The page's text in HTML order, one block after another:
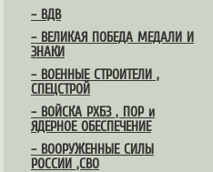
– ВДВ
– ВЕЛИКАЯ ПОБЕДА МЕДАЛИ И
ЗНАКИ
– ВОЕННЫЕ СТРОИТЕЛИ ,
СПЕЦСТРОЙ
– ВОЙСКА РХБЗ , ПОР и
ЯДЕРНОЕ ОБЕСПЕЧЕНИЕ
– ВООРУЖЕННЫЕ СИЛЫ
РОССИИ ,СВО